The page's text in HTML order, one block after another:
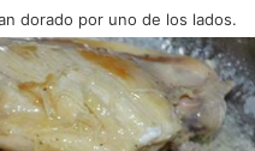
dorado por uno de los lados.